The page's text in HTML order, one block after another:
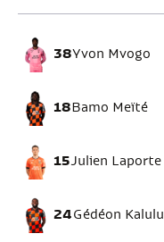
38Yvon Mvogo
18 Bamo Meïté
15Julien Laporte
24 Gédéon Kalulu